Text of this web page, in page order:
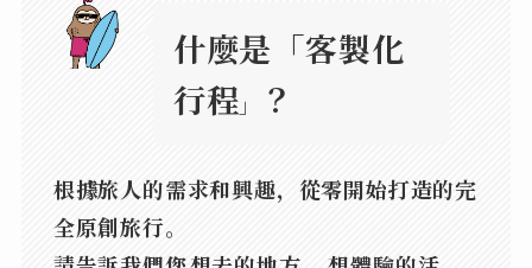
什麼是「客製化
行程 」 ？
根據旅人的需求和興趣，從零開始打造的完
全原創旅行。